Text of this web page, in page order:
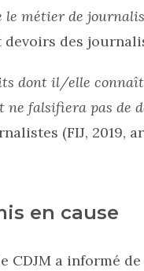
le métier de
des
dont il/elle
ne falsifiera pas de
(FIJ, 2019,
en cause
CDJM a informé